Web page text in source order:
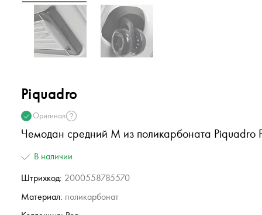
Piquadro
Оригинал
Чемодан средний M из поликарбоната Piquadro
В наличии
Штрихкод: 2000558785570
Материал: поликарбонат